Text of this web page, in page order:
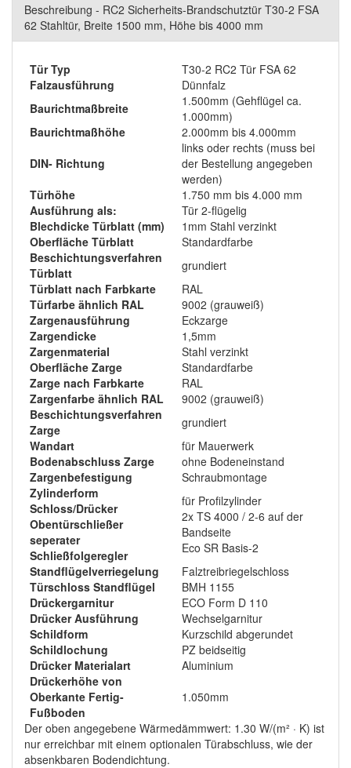
Beschreibung - RC2 Sicherheits-Brandschutztür T30-2 FSA
62 Stahltür, Breite 1500 mm, Höhe bis 4000 mm
Tür Typ
T30-2 RC2 Tür FSA 62
Falzausführung
Dünnfalz
Baurichtmaßbreite
1.500mm (Gehflügel ca.
1.000mm)
Baurichtmaßhöhe
2.000mm bis 4.000mm
DIN- Richtung
links oder rechts (muss bei
der Bestellung angegeben
werden)
Türhöhe
1.750 mm bis 4.000 mm
Ausführung als:
Tür 2-flügelig
Blechdicke Türblatt (mm)
1mm Stahl verzinkt
Oberfläche Türblatt
Standardfarbe
Beschichtungsverfahren
Türblatt
grundiert
Türblatt nach Farbkarte
RAL
Türfarbe ähnlich RAL
9002 (grauweiß)
Zargenausführung
Eckzarge
Zargendicke
1,5mm
Zargenmaterial
Stahl verzinkt
Oberfläche Zarge
Standardfarbe
Zarge nach Farbkarte
RAL
Zargenfarbe ähnlich RAL
9002 (grauweiß)
Beschichtungsverfahren
Zarge
grundiert
Wandart
für Mauerwerk
Bodenabschluss Zarge
ohne Bodeneinstand
Zargenbefestigung
Schraubmontage
Zylinderform
Schloss/Drücker
Obentürschließer
seperater
Schließfolgeregler
für Profilzylinder
2x TS 4000 / 2-6 auf der
Bandseite
Eco SR Basis-2
Standflügelverriegelung
Türschloss Standflügel
Drückergarnitur
Falztreibriegelschloss
BMH 1155
ECO Form D 110
Drücker Ausführung
Wechselgarnitur
Schildform
Kurzschild abgerundet
Schildlochung
PZ beidseitig
Drücker Materialart
Aluminium
Drückerhöhe von
Oberkante Fertig-
Fußboden
1.050mm
Der oben angegebene Wärmedämmwert: 1.30 W/(m² · K) ist
nur erreichbar mit einem optionalen Türabschluss, wie der
absenkbaren Bodendichtung.